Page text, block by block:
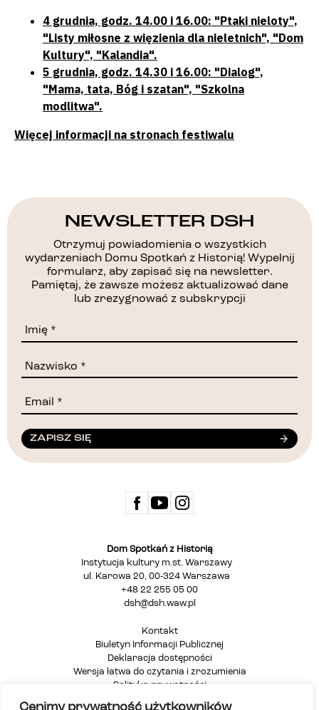
Cenimy prywatność użytkowników
4 grudnia, godz. 14.00 i 16.00: "Ptaki nieloty",
"Listy miłosne z więzienia dla nieletnich", "Dom
Kultury", "Kalandia".
5 grudnia, godz. 14.30 i 16.00: "Dialog",
"Mama, tata, Bóg i szatan", "Szkolna
modlitwa".
Więcej informacji na stronach festiwalu
NEWSLETTER DSH
Otrzymuj powiadomienia o wszystkich
wydarzeniach Domu Spotkań z Historią! Wypełnij
formularz, aby zapisać się na newsletter.
Pamiętaj, że zawsze możesz aktualizować dane
lub zrezygnować z subskrypcji
ZAPISZ SIĘ
Dom Spotkań z Historią
Instytucja kultury m.st. Warszawy
ul. Karowa 20, 00-324 Warszawa
+48 22 255 05 00
dsh@dsh.waw.pl
Kontakt
Biuletyn Informacji Publicznej
Deklaracja dostępności
Wersja łatwa do czytania i zrozumienia
Polityka prywatności